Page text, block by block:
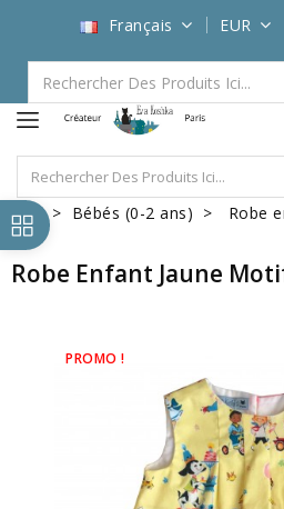
Français EUR
Bébés (0-2 ans) Robe
Robe Enfant Jaune
PROMO !